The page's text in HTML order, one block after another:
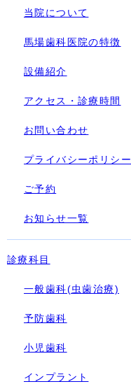
当院について
馬場歯科医院の特徴
設備紹介
アクセス・診療時間
お問い合わせ
プライバシーポリシー
ご予約
お知らせ一覧
診療科目
一般歯科(虫歯治療)
予防歯科
小児歯科
インプラント